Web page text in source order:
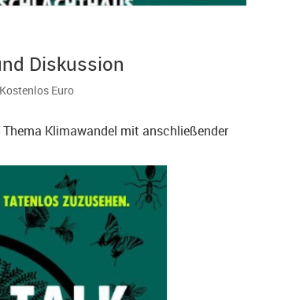
Diskussion
Euro
Klimawandel mit anschließender